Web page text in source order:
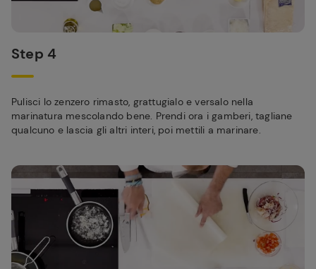
Step 4
Pulisci lo zenzero rimasto, grattugialo e versalo nella
marinatura mescolando bene. Prendi ora i gamberi, tagliane
qualcuno e lascia gli altri interi, poi mettili a marinare.